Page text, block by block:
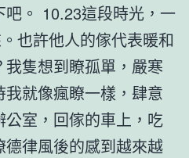
。 10.23這段時光，一
也許他人的傢代表暖和
隻想到瞭孤單，嚴寒
就像瘋瞭一樣，肆意
室，回傢的車上，吃
律風後的感到越來越